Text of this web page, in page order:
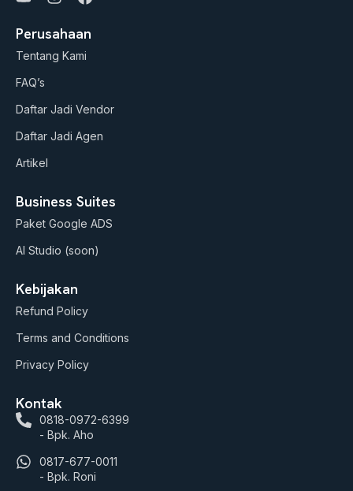
u
t
u
b
e
s
t
a
a
c
e
b
k
Perusahaan
Tentang Kami
FAQ’s
Daftar Jadi Vendor
Daftar Jadi Agen
Artikel
Business Suites
Paket Google ADS
AI Studio (soon)
Kebijakan
Refund Policy
Terms and Conditions
Privacy Policy
Kontak
0818-0972-6399
- Bpk. Aho
0817-677-0011
- Bpk. Roni